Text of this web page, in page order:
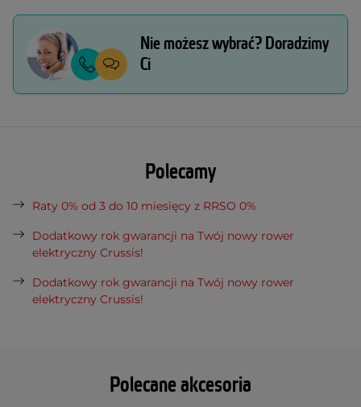
Polecane akcesoria
Nie możesz wybrać? Doradzimy
Ci
Polecamy
Raty 0% od 3 do 10 miesięcy z RRSO 0%
Dodatkowy rok gwarancji na Twój nowy rower
elektryczny Crussis!
Dodatkowy rok gwarancji na Twój nowy rower
elektryczny Crussis!